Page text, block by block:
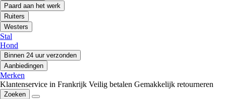
Paard aan het werk
Ruiters
Westers
Stal
Hond
Binnen 24 uur verzonden
Aanbiedingen
Merken
Klantenservice in Frankrijk Veilig betalen Gemakkelijk retourneren
Zoeken